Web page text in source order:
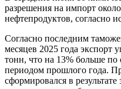
разрешения на импорт
нефтепродуктов, согласно
Согласно последним
месяцев 2025 года экспорт
тонн, что на 13% больше
периодом прошлого года.
сформировался в